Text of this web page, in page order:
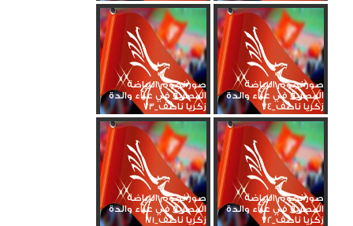
صور نجوم الرياضة
المصرية في عزاء والدة
زكريا ناصف_74
صور نجوم الرياضة
المصرية في عزاء والدة
زكريا ناصف_73
صور نجوم الرياضة
المصرية في عزاء والدة
زكريا ناصف_72
صور نجوم الرياضة
المصرية في عزاء والدة
زكريا ناصف_71